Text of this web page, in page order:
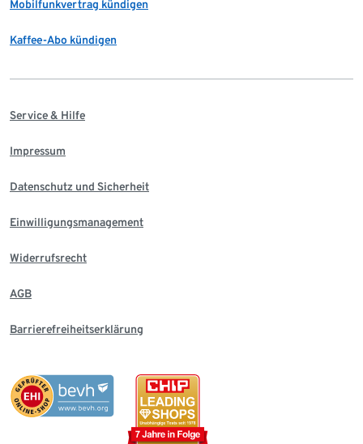
Mobilfunkvertrag kündigen
Kaffee-Abo kündigen
Service & Hilfe
Impressum
Datenschutz und Sicherheit
Einwilligungsmanagement
Widerrufsrecht
AGB
Barrierefreiheitserklärung